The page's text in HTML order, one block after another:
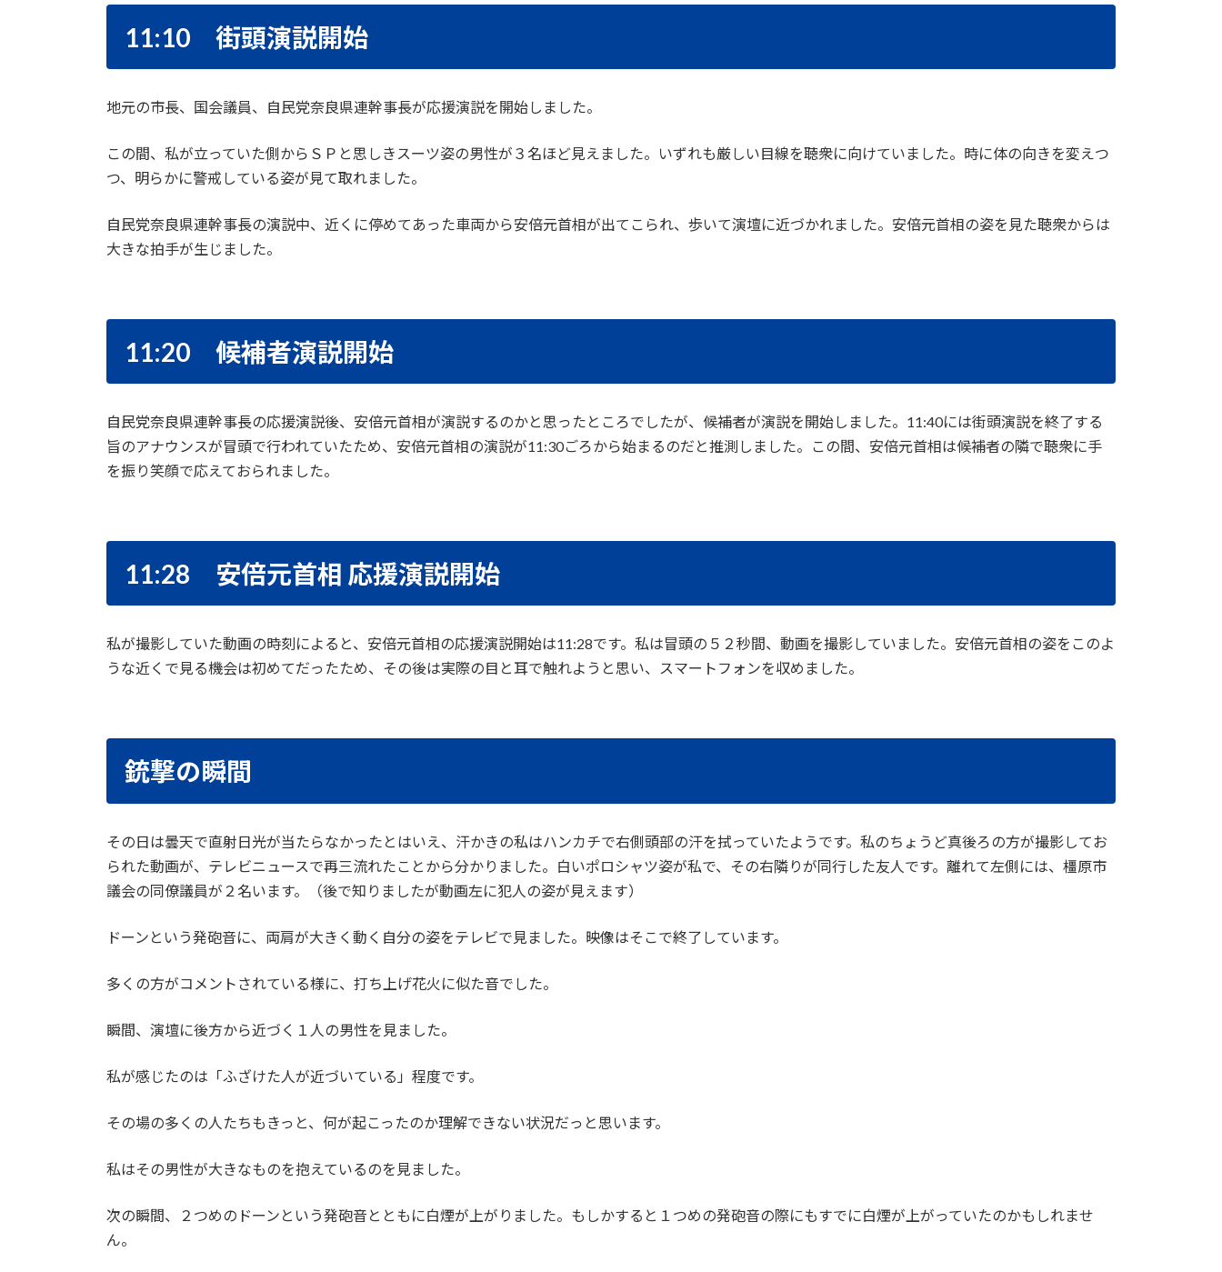
11:10 街頭演説開始
地元の市長、国会議員、自民党奈良県連幹事長が応援演説を開始しました。
この間、私が立っていた側からＳＰと思しきスーツ姿の男性が３名ほど見えました。いずれも厳しい目線を聴衆に向けていました。時に体の向きを変えつ
つ、明らかに警戒している姿が見て取れました。
自民党奈良県連幹事長の演説中、近くに停めてあった車両から安倍元首相が出てこられ、歩いて演壇に近づかれました。安倍元首相の姿を見た聴衆からは
大きな拍手が生じました。
11:20 候補者演説開始
自民党奈良県連幹事長の応援演説後、安倍元首相が演説するのかと思ったところでしたが、候補者が演説を開始しました。11:40には街頭演説を終了する
旨のアナウンスが冒頭で行われていたため、安倍元首相の演説が11:30ごろから始まるのだと推測しました。この間、安倍元首相は候補者の隣で聴衆に手
を振り笑顔で応えておられました。
11:28 安倍元首相 応援演説開始
私が撮影していた動画の時刻によると、安倍元首相の応援演説開始は11:28です。私は冒頭の５２秒間、動画を撮影していました。安倍元首相の姿をこのよ
うな近くで見る機会は初めてだったため、その後は実際の目と耳で触れようと思い、スマートフォンを収めました。
銃撃の瞬間
その日は曇天で直射日光が当たらなかったとはいえ、汗かきの私はハンカチで右側頭部の汗を拭っていたようです。私のちょうど真後ろの方が撮影してお
られた動画が、テレビニュースで再三流れたことから分かりました。白いポロシャツ姿が私で、その右隣りが同行した友人です。離れて左側には、橿原市
議会の同僚議員が２名います。（後で知りましたが動画左に犯人の姿が見えます）
ドーンという発砲音に、両肩が大きく動く自分の姿をテレビで見ました。映像はそこで終了しています。
多くの方がコメントされている様に、打ち上げ花火に似た音でした。
瞬間、演壇に後方から近づく１人の男性を見ました。
私が感じたのは「ふざけた人が近づいている」程度です。
その場の多くの人たちもきっと、何が起こったのか理解できない状況だっと思います。
私はその男性が大きなものを抱えているのを見ました。
次の瞬間、２つめのドーンという発砲音とともに白煙が上がりました。もしかすると１つめの発砲音の際にもすでに白煙が上がっていたのかもしれませ
ん。